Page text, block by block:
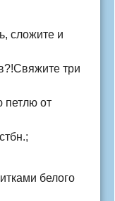
сложите и
три
петлю от
белого